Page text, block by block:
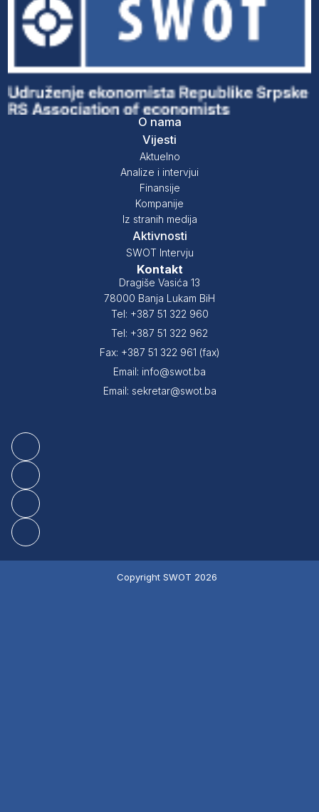
O nama
Vijesti
Aktuelno
Analize i intervjui
Finansije
Kompanije
Iz stranih medija
Aktivnosti
SWOT Intervju
Kontakt
Dragiše Vasića 13
78000 Banja Lukam BiH
Tel: +387 51 322 960
Tel: +387 51 322 962
Fax: +387 51 322 961 (fax)
Email: info@swot.ba
Email: sekretar@swot.ba
Copyright SWOT 2026